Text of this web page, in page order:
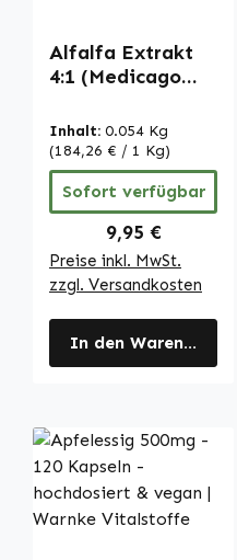
Alfalfa Extrakt
4:1 (Medicago
Tabletten |
Warnke
Vitalstoffe
Inhalt: 0.054 Kg
(184,26 € / 1 Kg)
Sofort verfügbar
Regulärer Preis:
9,95 €
Preise inkl. MwSt.
zzgl. Versandkosten
In den Warenkorb